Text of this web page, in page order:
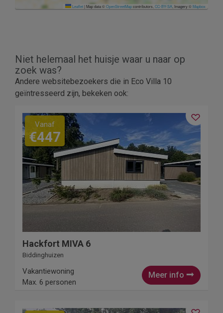
Leaflet|Map data ©OpenStreetMapcontributors,CC-BY-SA, Imagery ©Mapbox
Niet helemaal het huisje waar u naar op
zoek was?
Andere websitebezoekers die in Eco Villa 10
geïntresseerd zijn, bekeken ook:
Vanaf
€447
Hackfort MIVA 6
Biddinghuizen
Meer info
Vakantiewoning
Max. 6 personen